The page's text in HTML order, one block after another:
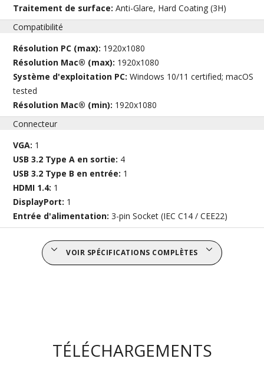
Traitement de surface:Anti-Glare, Hard Coating (3H)
Compatibilité
Résolution PC (max): 1920x1080
Résolution Mac® (max): 1920x1080
Système d'exploitation PC:Windows 10/11 certified; macOS
tested
Résolution Mac® (min): 1920x1080
Connecteur
VGA: 1
USB 3.2 Type A en sortie: 4
USB 3.2 Type B en entrée: 1
HDMI 1.4: 1
DisplayPort: 1
Entrée d'alimentation:3-pin Socket (IEC C14 / CEE22)
VOIR SPÉCIFICATIONS COMPLÈTES
TÉLÉCHARGEMENTS